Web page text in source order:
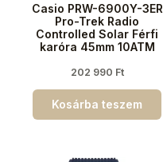
Casio PRW-6900Y-3ER
Pro-Trek Radio
Controlled Solar Férfi
karóra 45mm 10ATM
202 990 Ft
Kosárba teszem